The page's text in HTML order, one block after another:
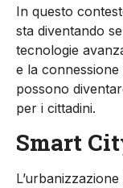
In questo
sta diventando
tecnologie
e la
possono
per i cittadini.
Smart